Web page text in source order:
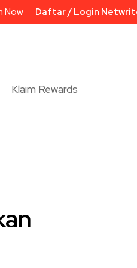
Now Daftar / Login
Klaim Rewards